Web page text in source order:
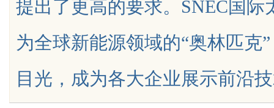
提出了更高的要求。SNEC国
为全球新能源领域的“奥林匹克
目光，成为各大企业展示前沿